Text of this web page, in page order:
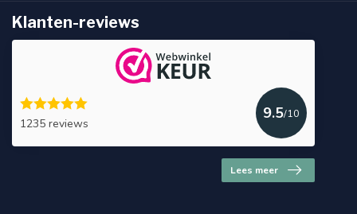
Klanten-reviews
1235 reviews
9.5/10
Lees meer